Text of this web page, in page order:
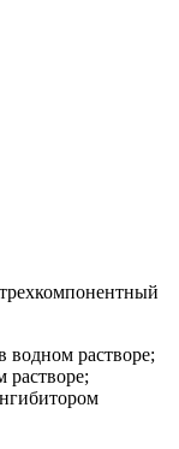
растворе;
растворе;